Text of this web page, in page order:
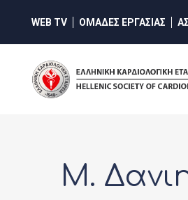
content
WEB TV ΟΜΑΔΕΣ ΕΡΓΑΣΙΑΣ
Μ.